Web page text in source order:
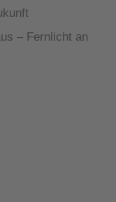
– Fernlicht an